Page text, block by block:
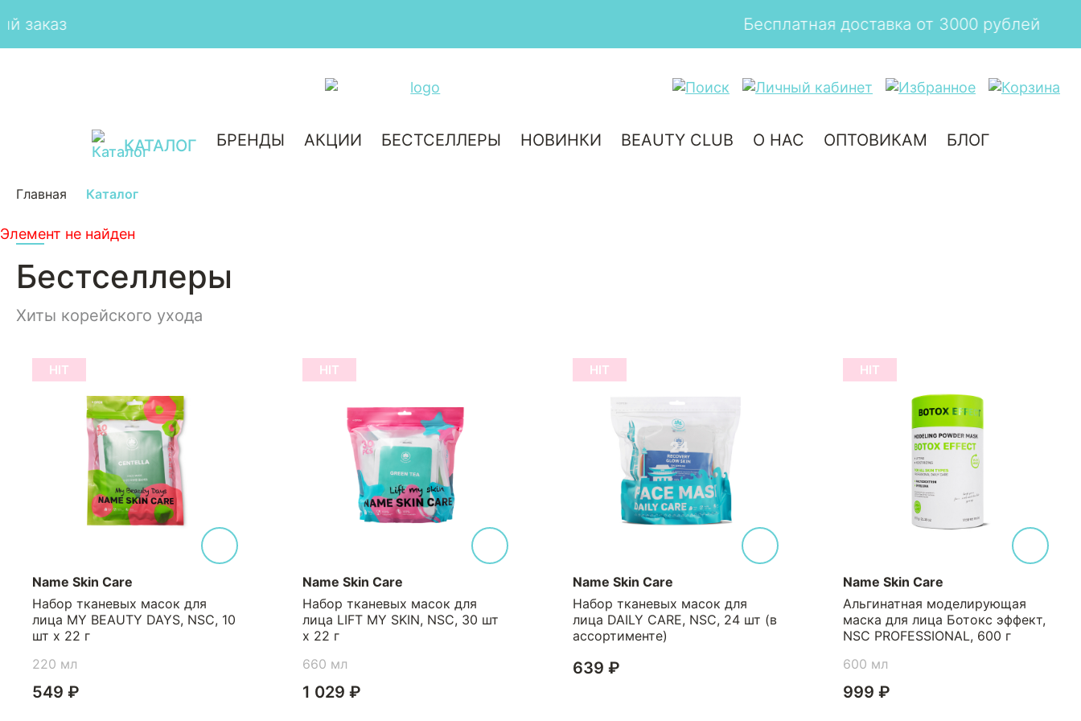
Бесплатная доставка от 3000 рублей
КАТАЛОГ БРЕНДЫ АКЦИИ БЕСТСЕЛЛЕРЫ НОВИНКИ BEAUTY CLUB О НАС ОПТОВИКАМ БЛОГ
Главная Каталог
Элемент не найден
Бестселлеры
Хиты корейского ухода
HIT
Name Skin Care
Набор тканевых масок для
лица MY BEAUTY DAYS, NSC, 10
шт х 22 г
220 мл
549 ₽
HIT
Name Skin Care
Набор тканевых масок для
лица LIFT MY SKIN, NSC, 30 шт
х 22 г
660 мл
1 029 ₽
HIT
Name Skin Care
Набор тканевых масок для
лица DAILY CARE, NSC, 24 шт (в
ассортименте)
639 ₽
HIT
Name Skin Care
Альгинатная моделирующая
маска для лица Ботокс эффект,
NSC PROFESSIONAL, 600 г
600 мл
999 ₽